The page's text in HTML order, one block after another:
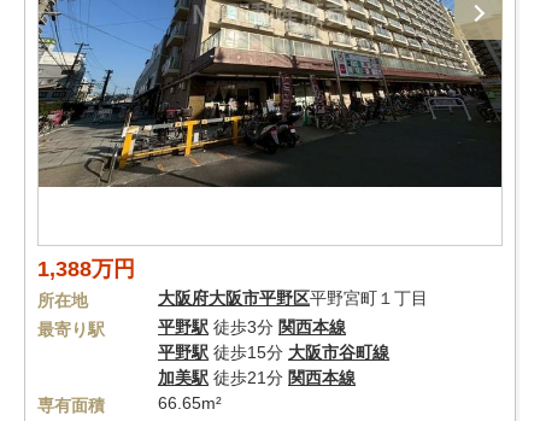
1,388万円
所在地 大阪府大阪市平野区平野宮町１丁目
最寄り駅
平野駅 徒歩3分 関西本線
平野駅 徒歩15分 大阪市谷町線
加美駅 徒歩21分 関西本線
専有面積
66.65m²